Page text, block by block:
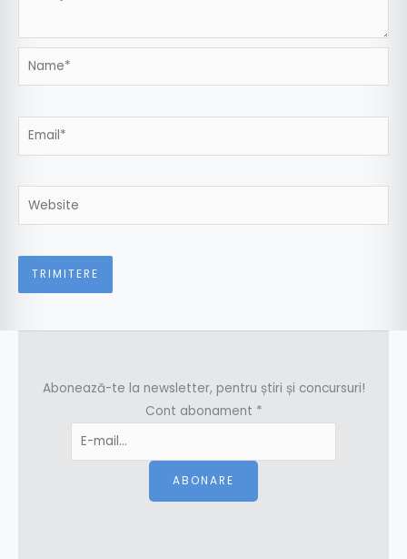
Name*
Email*
Website
Abonează-te la newsletter, pentru știri și concursuri!
Cont abonament *
ABONARE